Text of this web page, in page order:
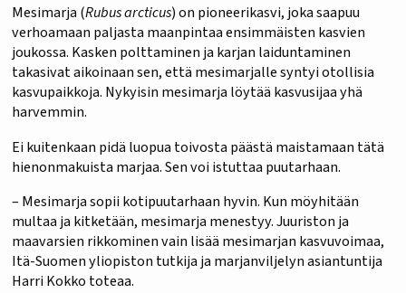
Mesimarja (Rubus arcticus) on pioneerikasvi, joka saapuu
verhoamaan paljasta maanpintaa ensimmäisten kasvien
joukossa. Kasken polttaminen ja karjan laiduntaminen
takasivat aikoinaan sen, että mesimarjalle syntyi otollisia
kasvupaikkoja. Nykyisin mesimarja löytää kasvusijaa yhä
harvemmin.
Ei kuitenkaan pidä luopua toivosta päästä maistamaan tätä
hienonmakuista marjaa. Sen voi istuttaa puutarhaan.
– Mesimarja sopii kotipuutarhaan hyvin. Kun möyhitään
multaa ja kitketään, mesimarja menestyy. Juuriston ja
maavarsien rikkominen vain lisää mesimarjan kasvuvoimaa,
Itä-Suomen yliopiston tutkija ja marjanviljelyn asiantuntija
Harri Kokko toteaa.